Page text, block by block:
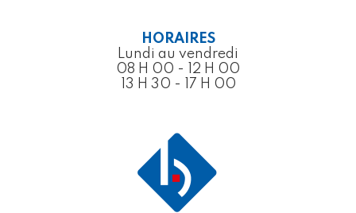
HORAIRES
Lundi au vendredi
08 H 00 - 12 H 00
13 H 30 - 17 H 00